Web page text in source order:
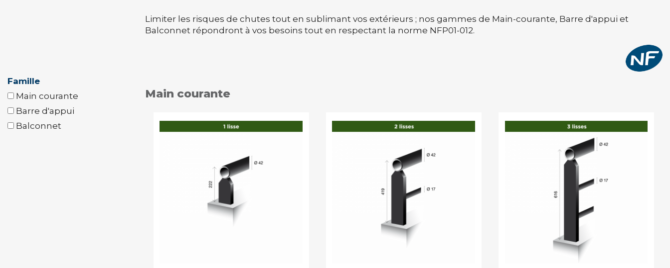
Limiter les risques de chutes tout en sublimant vos extérieurs ; nos gammes de Main-courante, Barre d'appui et
Balconnet répondront à vos besoins tout en respectant la norme NFP01-012.
Famille
Main courante
Barre d'appui
Balconnet
Main courante